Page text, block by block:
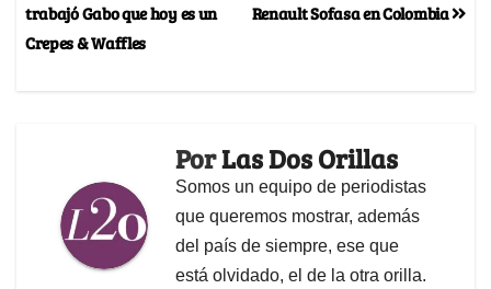
Renault Sofasa en Colombia
trabajó Gabo que hoy es un
Crepes & Waffles
PorLas Dos Orillas
Somos un equipo de periodistas
que queremos mostrar, además
del país de siempre, ese que
está olvidado, el de la otra orilla.